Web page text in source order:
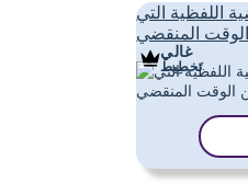
اللفظية التي
المنقضي
غالي
تَخطِيط